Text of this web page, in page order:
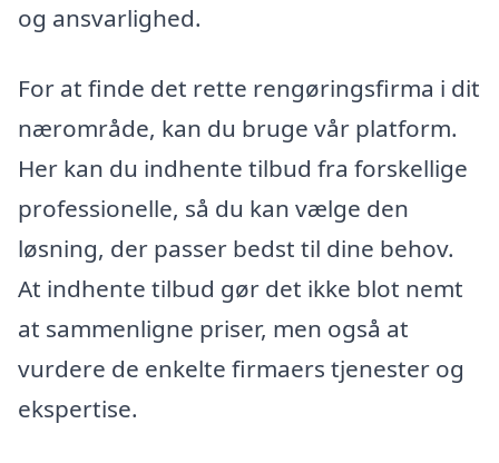
og ansvarlighed.
For at finde det rette rengøringsfirma i dit
nærområde, kan du bruge vår platform.
Her kan du indhente tilbud fra forskellige
professionelle, så du kan vælge den
løsning, der passer bedst til dine behov.
At indhente tilbud gør det ikke blot nemt
at sammenligne priser, men også at
vurdere de enkelte firmaers tjenester og
ekspertise.